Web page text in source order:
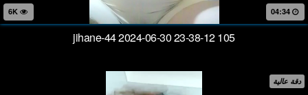
04:34
jihane-44 2024-06-30 23-38-12 105
دقة عالية